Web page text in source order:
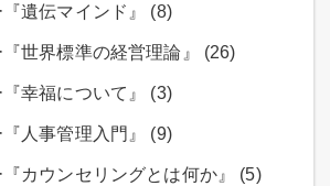
遺伝マインド』 (8)
世界標準の経営理論』 (26)
幸福について』 (3)
人事管理入門』 (9)
カウンセリングとは何か』 (5)